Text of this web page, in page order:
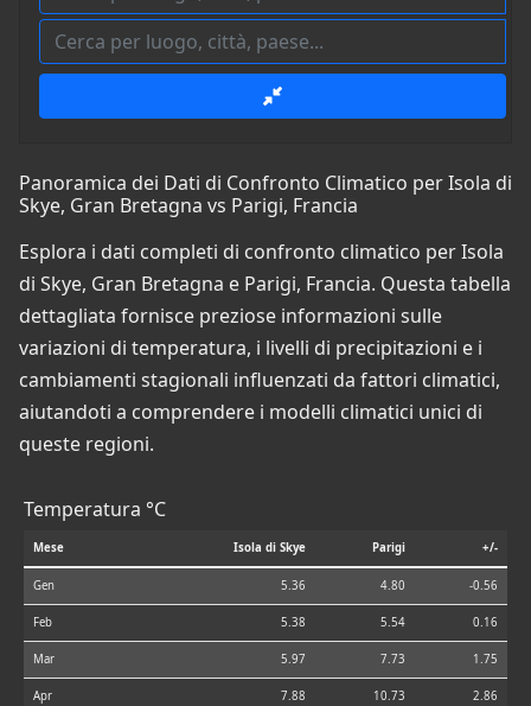
Panoramica dei Dati di Confronto Climatico per Isola di
Skye, Gran Bretagna vs Parigi, Francia
Esplora i dati completi di confronto climatico per Isola
di Skye, Gran Bretagna e Parigi, Francia. Questa tabella
dettagliata fornisce preziose informazioni sulle
variazioni di temperatura, i livelli di precipitazioni e i
cambiamenti stagionali influenzati da fattori climatici,
aiutandoti a comprendere i modelli climatici unici di
queste regioni.
Temperatura °C
Mese Isola di Skye Parigi +/-
Gen 5.36 4.80 -0.56
Feb 5.38 5.54 0.16
Mar 5.97 7.73 1.75
Apr 7.88 10.73 2.86